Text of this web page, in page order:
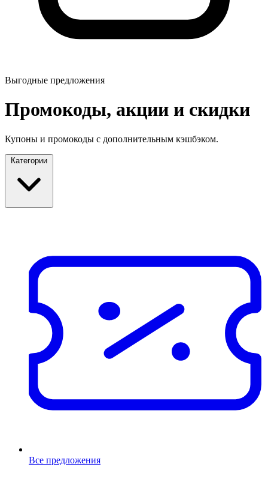
Выгодные предложения
Промокоды, акции и скидки
Купоны и промокоды с дополнительным кэшбэком.
Категории
Все предложения